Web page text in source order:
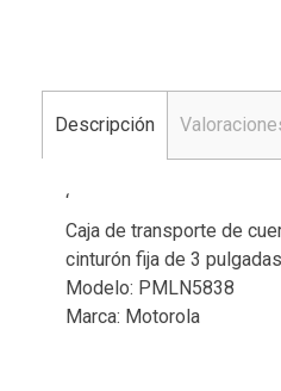
Descripción
‘
Caja de transporte de
cinturón fija de 3
Modelo: PMLN5838
Marca: Motorola